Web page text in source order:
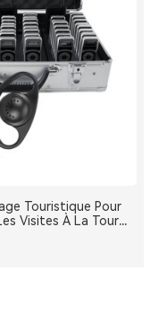
Touristique Pour
Visites À La Tour
De France